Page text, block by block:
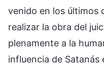
venido en los últimos
realizar la obra del
plenamente a la
influencia de